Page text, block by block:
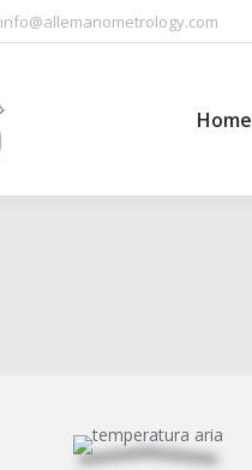
info@allemanometrology.com
Home